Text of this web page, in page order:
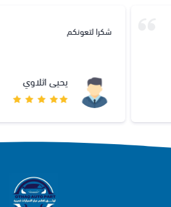
شكرا لتعونكم
يحيى اثلاوي